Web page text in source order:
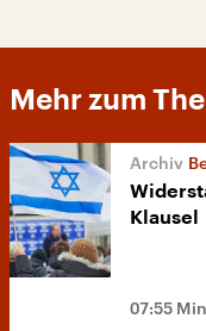
Mehr zum
Klausel
07:55